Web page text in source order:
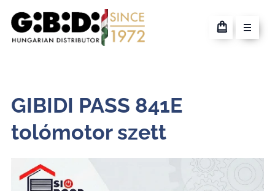
GIBIDI PASS 841E
tolómotor szett